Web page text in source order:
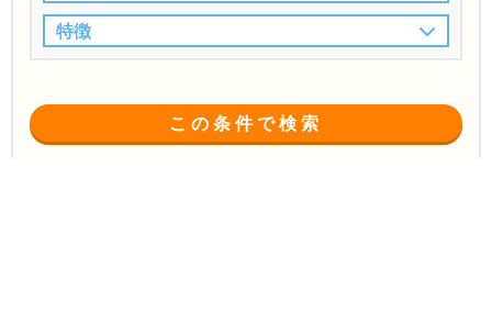
特徴
この条件で検索